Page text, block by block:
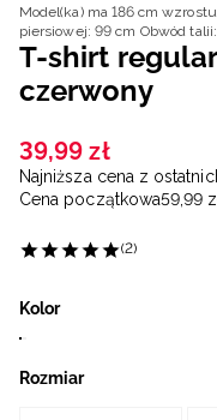
Model(ka) ma 186 cm
piersiowej: 99 cm Obwód
T-shirt
czerwony
39,99 zł
Najniższa cena z
Cena początkowa59,99
(2)
Kolor
Rozmiar